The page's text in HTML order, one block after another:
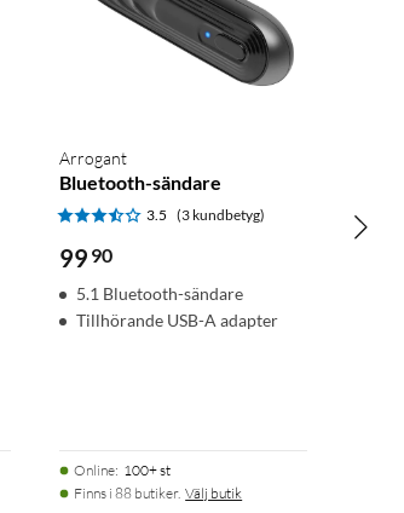
Arrogant
Bluetooth-sändare
3.5 (3 kundbetyg)
99 90
5.1 Bluetooth-sändare
Tillhörande USB-A adapter
Online: 100+ st
Finns i 88 butiker. Välj butik